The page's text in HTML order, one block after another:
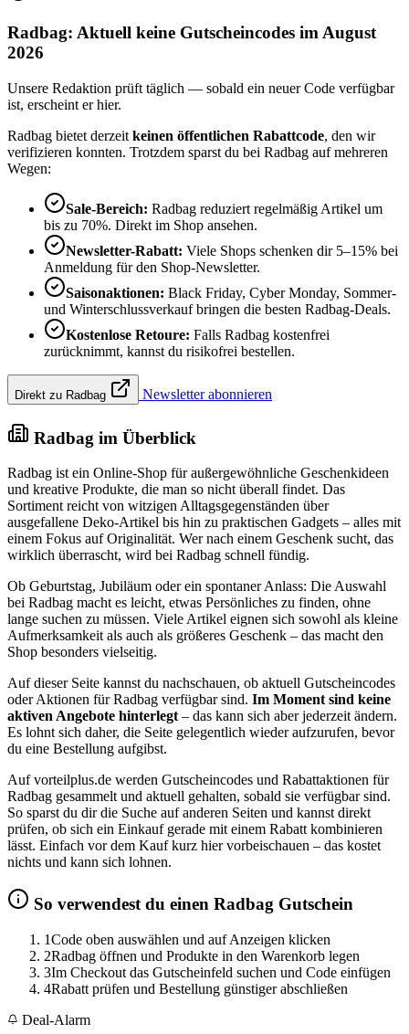
Radbag: Aktuell keine Gutscheincodes im August
2026
Unsere Redaktion prüft täglich — sobald ein neuer Code verfügbar
ist, erscheint er hier.
Radbag bietet derzeit keinen öffentlichen Rabattcode, den wir
verifizieren konnten. Trotzdem sparst du bei Radbag auf mehreren
Wegen:
Sale-Bereich: Radbag reduziert regelmäßig Artikel um
bis zu 70%. Direkt im Shop ansehen.
Newsletter-Rabatt: Viele Shops schenken dir 5–15% bei
Anmeldung für den Shop-Newsletter.
Saisonaktionen: Black Friday, Cyber Monday, Sommer-
und Winterschlussverkauf bringen die besten Radbag-Deals.
Kostenlose Retoure: Falls Radbag kostenfrei
zurücknimmt, kannst du risikofrei bestellen.
Direkt zu Radbag Newsletter abonnieren
Radbag im Überblick
Radbag ist ein Online-Shop für außergewöhnliche Geschenkideen
und kreative Produkte, die man so nicht überall findet. Das
Sortiment reicht von witzigen Alltagsgegenständen über
ausgefallene Deko-Artikel bis hin zu praktischen Gadgets – alles mit
einem Fokus auf Originalität. Wer nach einem Geschenk sucht, das
wirklich überrascht, wird bei Radbag schnell fündig.
Ob Geburtstag, Jubiläum oder ein spontaner Anlass: Die Auswahl
bei Radbag macht es leicht, etwas Persönliches zu finden, ohne
lange suchen zu müssen. Viele Artikel eignen sich sowohl als kleine
Aufmerksamkeit als auch als größeres Geschenk – das macht den
Shop besonders vielseitig.
Auf dieser Seite kannst du nachschauen, ob aktuell Gutscheincodes
oder Aktionen für Radbag verfügbar sind. Im Moment sind keine
aktiven Angebote hinterlegt – das kann sich aber jederzeit ändern.
Es lohnt sich daher, die Seite gelegentlich wieder aufzurufen, bevor
du eine Bestellung aufgibst.
Auf vorteilplus.de werden Gutscheincodes und Rabattaktionen für
Radbag gesammelt und aktuell gehalten, sobald sie verfügbar sind.
So sparst du dir die Suche auf anderen Seiten und kannst direkt
prüfen, ob sich ein Einkauf gerade mit einem Rabatt kombinieren
lässt. Einfach vor dem Kauf kurz hier vorbeischauen – das kostet
nichts und kann sich lohnen.
So verwendest du einen Radbag Gutschein
1Code oben auswählen und auf Anzeigen klicken
2Radbag öffnen und Produkte in den Warenkorb legen
3Im Checkout das Gutscheinfeld suchen und Code einfügen
4Rabatt prüfen und Bestellung günstiger abschließen
Deal-Alarm